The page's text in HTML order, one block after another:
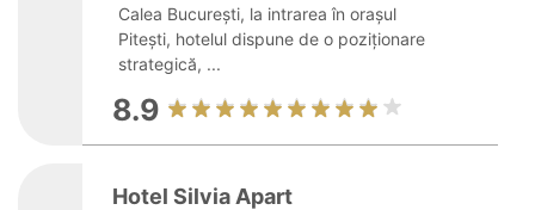
Calea București, la intrarea în orașul
Pitești, hotelul dispune de o poziționare
strategică, ...
8.9
Hotel Silvia Apart